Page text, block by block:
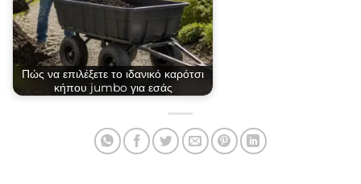
Πώς να επιλέξετε το ιδανικό καρότσι
κήπου jumbo για εσάς